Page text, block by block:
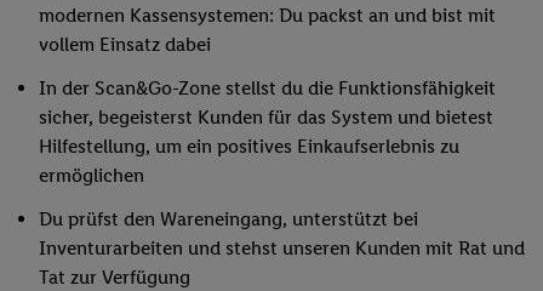
modernen Kassensystemen: Du packst an und bist mit
vollem Einsatz dabei
In der Scan&Go-Zone stellst du die Funktionsfähigkeit
sicher, begeisterst Kunden für das System und bietest
Hilfestellung, um ein positives Einkaufserlebnis zu
ermöglichen
Du prüfst den Wareneingang, unterstützt bei
Inventurarbeiten und stehst unseren Kunden mit Rat und
Tat zur Verfügung